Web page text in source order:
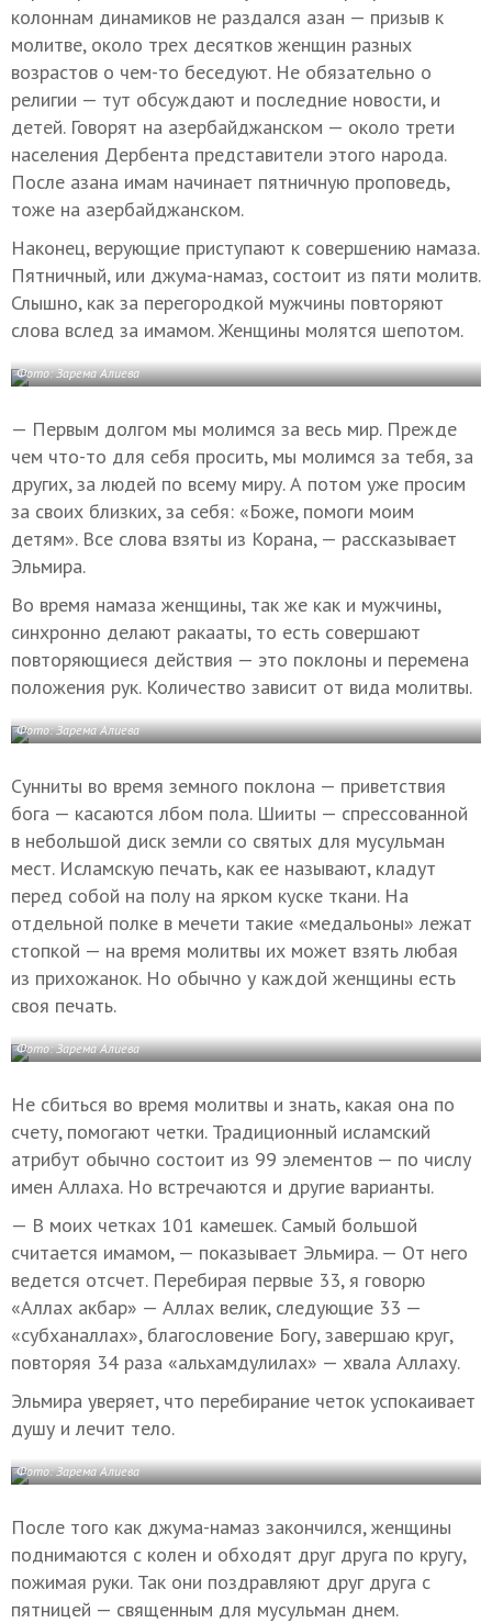
колоннам динамиков не раздался азан — призыв к
молитве, около трех десятков женщин разных
возрастов о чем-то беседуют. Не обязательно о
религии — тут обсуждают и последние новости, и
детей. Говорят на азербайджанском — около трети
населения Дербента представители этого народа.
После азана имам начинает пятничную проповедь,
тоже на азербайджанском.
Наконец, верующие приступают к совершению намаза.
Пятничный, или джума-намаз, состоит из пяти молитв.
Слышно, как за перегородкой мужчины повторяют
слова вслед за имамом. Женщины молятся шепотом.
Фото: Зарема Алиева
— Первым долгом мы молимся за весь мир. Прежде
чем что-то для себя просить, мы молимся за тебя, за
других, за людей по всему миру. А потом уже просим
за своих близких, за себя: «Боже, помоги моим
детям». Все слова взяты из Корана, — рассказывает
Эльмира.
Во время намаза женщины, так же как и мужчины,
синхронно делают ракааты, то есть совершают
повторяющиеся действия — это поклоны и перемена
положения рук. Количество зависит от вида молитвы.
Фото: Зарема Алиева
Сунниты во время земного поклона — приветствия
бога — касаются лбом пола. Шииты — спрессованной
в небольшой диск земли со святых для мусульман
мест. Исламскую печать, как ее называют, кладут
перед собой на полу на ярком куске ткани. На
отдельной полке в мечети такие «медальоны» лежат
стопкой — на время молитвы их может взять любая
из прихожанок. Но обычно у каждой женщины есть
своя печать.
Фото: Зарема Алиева
Не сбиться во время молитвы и знать, какая она по
счету, помогают четки. Традиционный исламский
атрибут обычно состоит из 99 элементов — по числу
имен Аллаха. Но встречаются и другие варианты.
— В моих четках 101 камешек. Самый большой
считается имамом, — показывает Эльмира. — От него
ведется отсчет. Перебирая первые 33, я говорю
«Аллах акбар» — Аллах велик, следующие 33 —
«субханаллах», благословение Богу, завершаю круг,
повторяя 34 раза «альхамдулилах» — хвала Аллаху.
Эльмира уверяет, что перебирание четок успокаивает
душу и лечит тело.
Фото: Зарема Алиева
После того как джума-намаз закончился, женщины
поднимаются с колен и обходят друг друга по кругу,
пожимая руки. Так они поздравляют друг друга с
пятницей — священным для мусульман днем.